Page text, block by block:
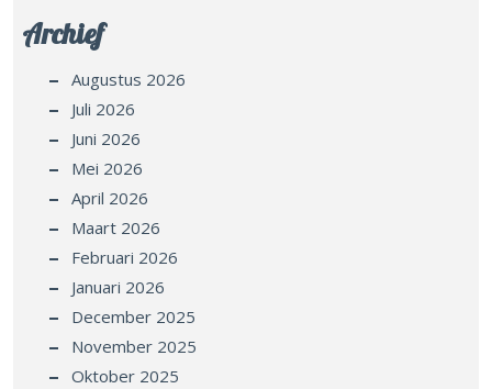
Archief
Augustus 2026
Juli 2026
Juni 2026
Mei 2026
April 2026
Maart 2026
Februari 2026
Januari 2026
December 2025
November 2025
Oktober 2025